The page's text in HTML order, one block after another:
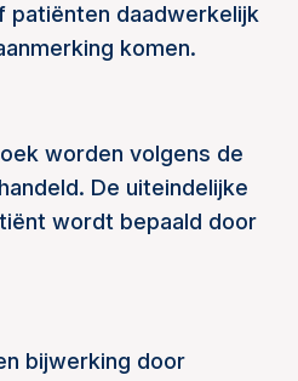
patiënten daadwerkelijk
komen.
worden volgens de
De uiteindelijke
wordt bepaald door
bijwerking door